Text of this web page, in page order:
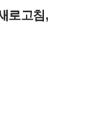
로고침,